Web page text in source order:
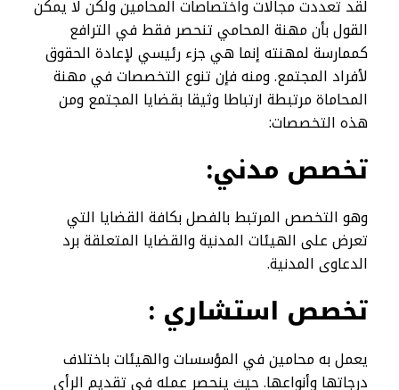
لقد تعددت مجالات واختصاصات المحامين ولكن لا يمكن
القول بأن مهنة المحامي تنحصر فقط في الترافع
كممارسة لمهنته إنما هي جزء رئيسي لإعادة الحقوق
لأفراد المجتمع. ومنه فإن تنوع التخصصات في مهنة
المحاماة مرتبطة ارتباطا وثيقا بقضايا المجتمع ومن
هذه التخصصات:
تخصص مدني:
وهو التخصص المرتبط بالفصل بكافة القضايا التي
تعرض على الهيئات المدنية والقضايا المتعلقة برد
الدعاوى المدنية.
تخصص استشاري :
يعمل به محامين في المؤسسات والهيئات باختلاف
درجاتها وأنواعها. حيث ينحصر عمله في تقديم الرأي